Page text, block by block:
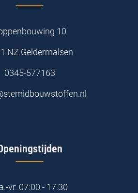
10
NZ Geldermalsen
0345-577163
vr. 07:00 - 17:30